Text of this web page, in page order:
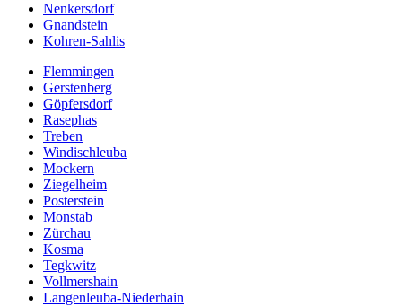
Nenkersdorf
Gnandstein
Kohren-Sahlis
Flemmingen
Gerstenberg
Göpfersdorf
Rasephas
Treben
Windischleuba
Mockern
Ziegelheim
Posterstein
Monstab
Zürchau
Kosma
Tegkwitz
Vollmershain
Langenleuba-Niederhain